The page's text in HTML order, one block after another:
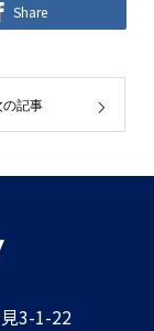
Share
の記事
3-1-22